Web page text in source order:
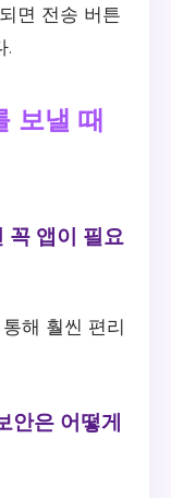
면 전송 버튼
.
보낼 때
꼭 앱이 필요
해 훨씬 편리
안은 어떻게